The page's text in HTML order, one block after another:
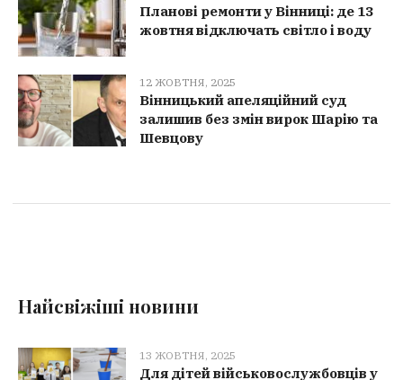
Планові ремонти у Вінниці: де 13
жовтня відключать світло і воду
12 ЖОВТНЯ, 2025
Вінницький апеляційний суд
залишив без змін вирок Шарію та
Шевцову
Найсвіжіші новини
13 ЖОВТНЯ, 2025
Для дітей військовослужбовців у